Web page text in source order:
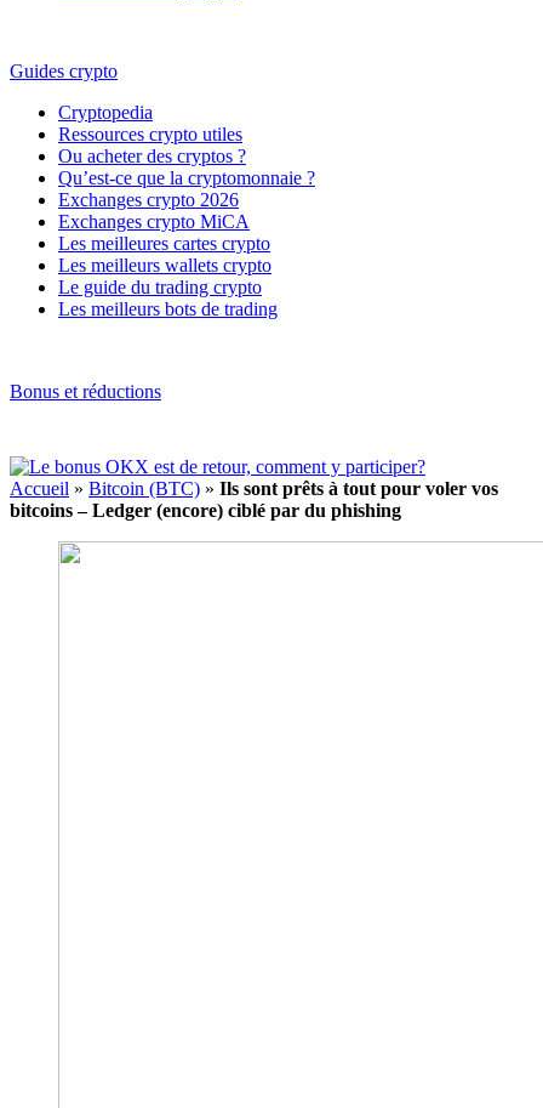
Guides crypto
Cryptopedia
Ressources crypto utiles
Ou acheter des cryptos ?
Qu’est-ce que la cryptomonnaie ?
Exchanges crypto 2026
Exchanges crypto MiCA
Les meilleures cartes crypto
Les meilleurs wallets crypto
Le guide du trading crypto
Les meilleurs bots de trading
Bonus et réductions
Accueil » Bitcoin (BTC) » Ils sont prêts à tout pour voler vos
bitcoins – Ledger (encore) ciblé par du phishing